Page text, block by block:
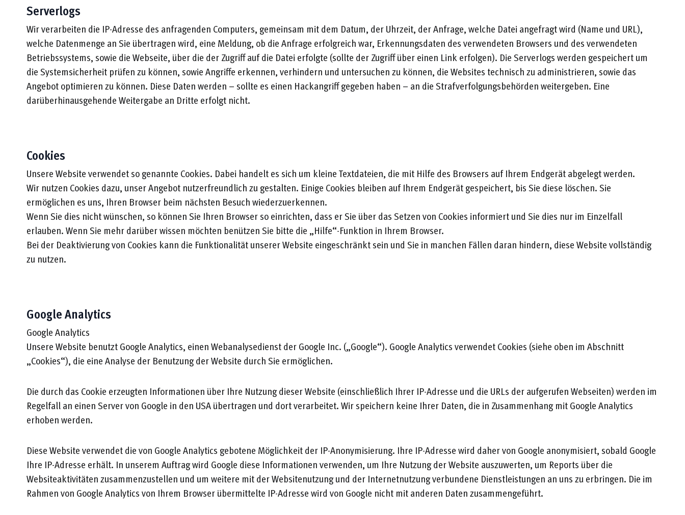
Serverlogs
Wir verarbeiten die IP-Adresse des anfragenden Computers, gemeinsam mit dem Datum, der Uhrzeit, der Anfrage, welche Datei angefragt wird (Name und URL),
welche Datenmenge an Sie übertragen wird, eine Meldung, ob die Anfrage erfolgreich war, Erkennungsdaten des verwendeten Browsers und des verwendeten
Betriebssystems, sowie die Webseite, über die der Zugriff auf die Datei erfolgte (sollte der Zugriff über einen Link erfolgen). Die Serverlogs werden gespeichert um
die Systemsicherheit prüfen zu können, sowie Angriffe erkennen, verhindern und untersuchen zu können, die Websites technisch zu administrieren, sowie das
Angebot optimieren zu können. Diese Daten werden – sollte es einen Hackangriff gegeben haben – an die Strafverfolgungsbehörden weitergeben. Eine
darüberhinausgehende Weitergabe an Dritte erfolgt nicht.
Cookies
Unsere Website verwendet so genannte Cookies. Dabei handelt es sich um kleine Textdateien, die mit Hilfe des Browsers auf Ihrem Endgerät abgelegt werden.
Wir nutzen Cookies dazu, unser Angebot nutzerfreundlich zu gestalten. Einige Cookies bleiben auf Ihrem Endgerät gespeichert, bis Sie diese löschen. Sie
ermöglichen es uns, Ihren Browser beim nächsten Besuch wiederzuerkennen.
Wenn Sie dies nicht wünschen, so können Sie Ihren Browser so einrichten, dass er Sie über das Setzen von Cookies informiert und Sie dies nur im Einzelfall
erlauben. Wenn Sie mehr darüber wissen möchten benützen Sie bitte die „Hilfe“-Funktion in Ihrem Browser.
Bei der Deaktivierung von Cookies kann die Funktionalität unserer Website eingeschränkt sein und Sie in manchen Fällen daran hindern, diese Website vollständig
zu nutzen.
Google Analytics
Google Analytics
Unsere Website benutzt Google Analytics, einen Webanalysedienst der Google Inc. („Google“). Google Analytics verwendet Cookies (siehe oben im Abschnitt
„Cookies“), die eine Analyse der Benutzung der Website durch Sie ermöglichen.
Die durch das Cookie erzeugten Informationen über Ihre Nutzung dieser Website (einschließlich Ihrer IP-Adresse und die URLs der aufgerufen Webseiten) werden im
Regelfall an einen Server von Google in den USA übertragen und dort verarbeitet. Wir speichern keine Ihrer Daten, die in Zusammenhang mit Google Analytics
erhoben werden.
Diese Website verwendet die von Google Analytics gebotene Möglichkeit der IP-Anonymisierung. Ihre IP-Adresse wird daher von Google anonymisiert, sobald Google
Ihre IP-Adresse erhält. In unserem Auftrag wird Google diese Informationen verwenden, um Ihre Nutzung der Website auszuwerten, um Reports über die
Websiteaktivitäten zusammenzustellen und um weitere mit der Websitenutzung und der Internetnutzung verbundene Dienstleistungen an uns zu erbringen. Die im
Rahmen von Google Analytics von Ihrem Browser übermittelte IP-Adresse wird von Google nicht mit anderen Daten zusammengeführt.